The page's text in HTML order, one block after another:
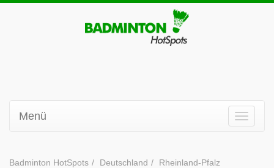
Menü
Badminton HotSpots Deutschland
Rheinland-Pfalz